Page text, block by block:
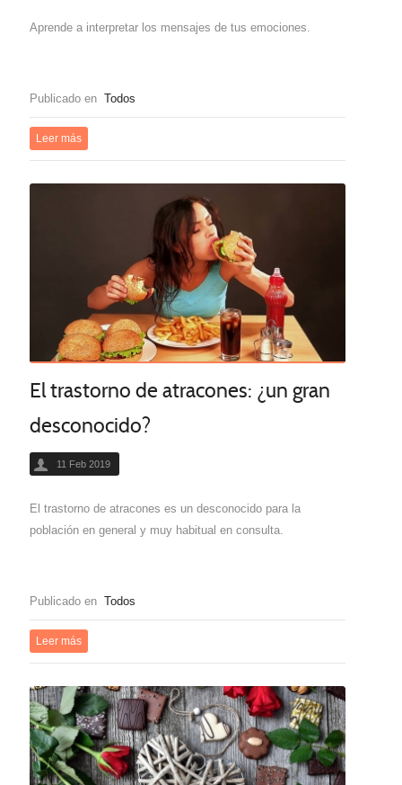
Aprende a interpretar los mensajes de tus emociones.
Publicado en Todos
Leer más
El trastorno de atracones: ¿un gran
desconocido?
11 Feb 2019
El trastorno de atracones es un desconocido para la
población en general y muy habitual en consulta.
Publicado en Todos
Leer más